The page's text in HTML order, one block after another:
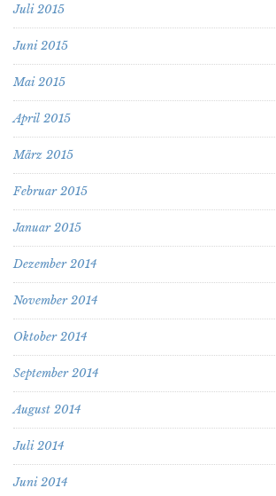
Juli 2015
Juni 2015
Mai 2015
April 2015
März 2015
Februar 2015
Januar 2015
Dezember 2014
November 2014
Oktober 2014
September 2014
August 2014
Juli 2014
Juni 2014